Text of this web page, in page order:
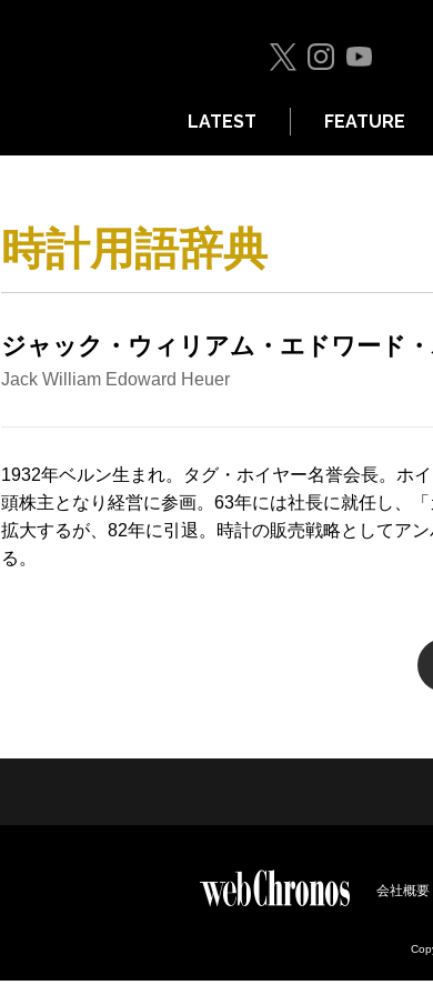
LATEST FEATURE
時計用語辞典
ジャック・ウィリアム・エドワード
Jack William Edoward Heuer
1932年ベルン生まれ。タグ・ホイヤー名誉会長。ホ
頭株主となり経営に参画。63年には社長に就任し、
拡大するが、82年に引退。時計の販売戦略としてア
る。
会社概要